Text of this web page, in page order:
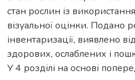
стан рослин із
візуальної оцінки. Подано
інвентаризації, виявлено
здорових, ослаблених і
У 4 розділі на основі